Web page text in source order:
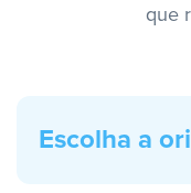
que
Escolha a